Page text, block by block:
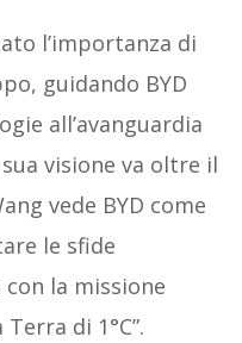
l’importanza di
guidando BYD
all’avanguardia
visione va oltre il
vede BYD come
le sfide
la missione
di 1°C”.